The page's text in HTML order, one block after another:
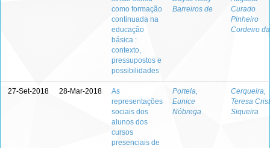
como formação
continuada na
educação
básica :
contexto,
pressupostos e
possibilidades
Barreiros de
Curado
Pinheiro
Cordeiro da
27-Set-2018 28-Mar-2018
As
representações
sociais dos
alunos dos
cursos
presenciais de
Portela,
Eunice
Nóbrega
Cerqueira,
Teresa
Siqueira